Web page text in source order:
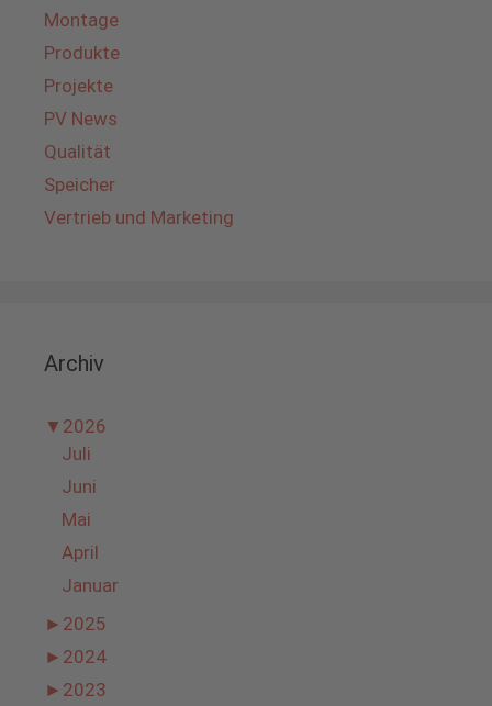
Montage
Produkte
Projekte
PV News
Qualität
Speicher
Vertrieb und Marketing
Archiv
▼ 2026
Juli
Juni
Mai
April
Januar
► 2025
► 2024
► 2023